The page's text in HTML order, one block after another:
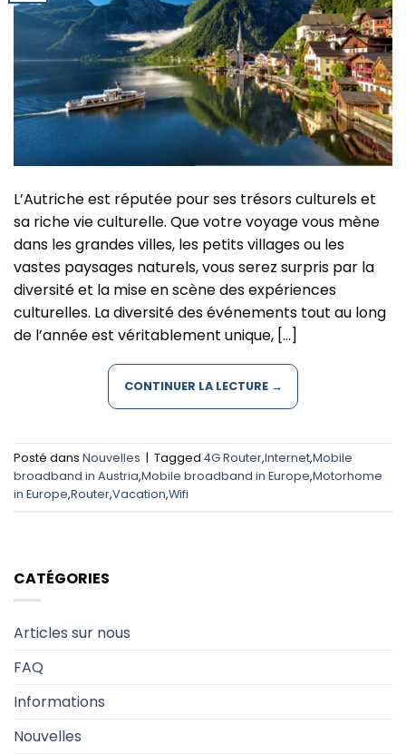
L’Autriche est réputée pour ses trésors culturels et
sa riche vie culturelle. Que votre voyage vous mène
dans les grandes villes, les petits villages ou les
vastes paysages naturels, vous serez surpris par la
diversité et la mise en scène des expériences
culturelles. La diversité des événements tout au long
de l’année est véritablement unique, […]
CONTINUER LA LECTURE →
Posté dans Nouvelles | Tagged 4G Router,Internet,Mobile
broadband in Austria,Mobile broadband in Europe,Motorhome
in Europe,Router,Vacation,Wifi
CATÉGORIES
Articles sur nous
FAQ
Informations
Nouvelles